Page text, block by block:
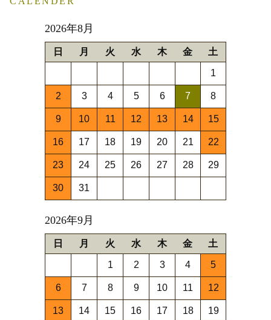
2026年8月
日 月 火 水 木 金 土
1
2 3 4 5 6 7 8
9 10 11 12 13 14 15
16 17 18 19 20 21 22
23 24 25 26 27 28 29
30 31
2026年9月
日 月 火 水 木 金 土
1 2 3 4 5
6 7 8 9 10 11 12
13 14 15 16 17 18 19